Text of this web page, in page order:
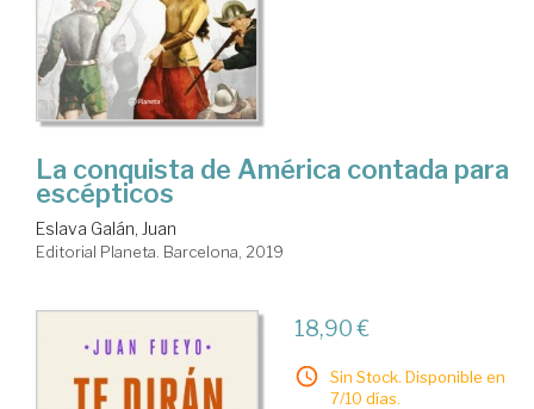
La conquista de América contada para
escépticos
Eslava Galán, Juan
Editorial Planeta. Barcelona, 2019
18,90 €
Sin Stock. Disponible en
7/10 días.